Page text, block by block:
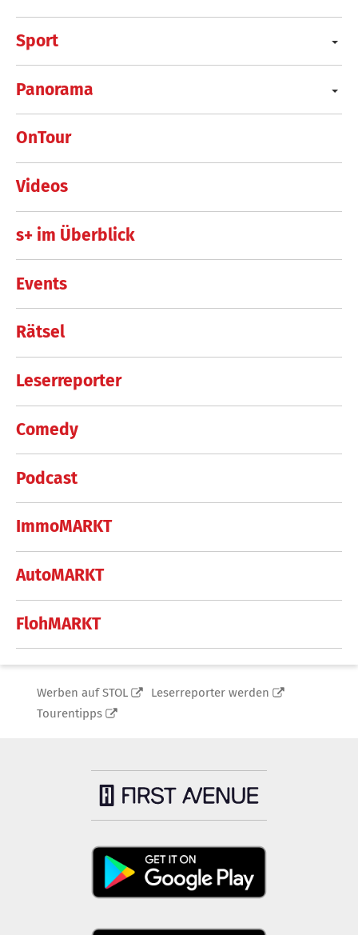
Sport
Panorama
OnTour
Videos
s+ im Überblick
Events
Rätsel
Leserreporter
Comedy
Podcast
ImmoMARKT
AutoMARKT
FlohMARKT
Werben auf STOL
Leserreporter werden
Tourentipps